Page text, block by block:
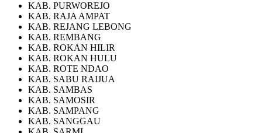
KAB. PURWOREJO
KAB. RAJA AMPAT
KAB. REJANG LEBONG
KAB. REMBANG
KAB. ROKAN HILIR
KAB. ROKAN HULU
KAB. ROTE NDAO
KAB. SABU RAIJUA
KAB. SAMBAS
KAB. SAMOSIR
KAB. SAMPANG
KAB. SANGGAU